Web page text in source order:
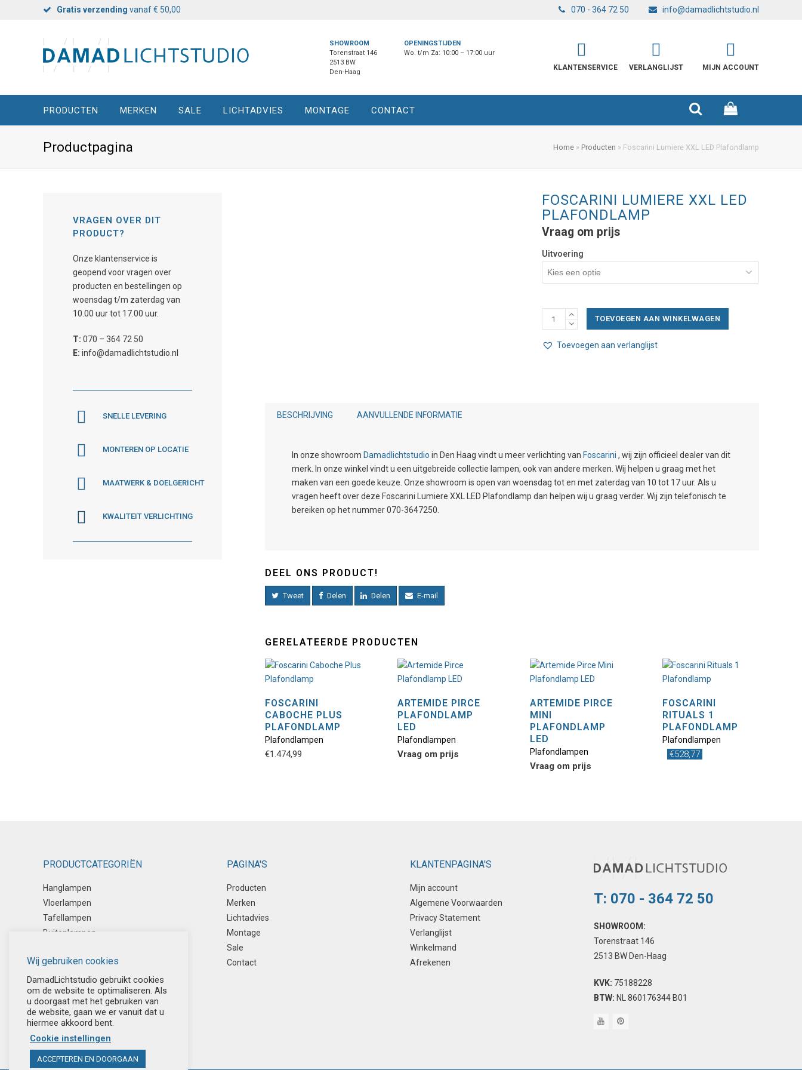
Gratis verzending vanaf € 50,00 070 - 364 72 50 info@damadlichtstudio.nl
SHOWROOM
Torenstraat 146
2513 BW
Den-Haag
OPENINGSTIJDEN
Wo. t/m Za: 10:00 – 17:00 uur
KLANTENSERVICE VERLANGLIJST MIJN ACCOUNT
PRODUCTEN MERKEN SALE LICHTADVIES MONTAGE CONTACT
Productpagina Home » Producten » Foscarini Lumiere XXL LED Plafondlamp
FOSCARINI LUMIERE XXL LED
PLAFONDLAMP
Vraag om prijs
Uitvoering
Foscarini
Lumiere
XXL
TOEVOEGEN AAN WINKELWAGEN
Toevoegen aan verlanglijst
BESCHRIJVING AANVULLENDE INFORMATIE
In onze showroom Damadlichtstudio in Den Haag vindt u meer verlichting van Foscarini , wij zijn officieel dealer van dit
merk. In onze winkel vindt u een uitgebreide collectie lampen, ook van andere merken. Wij helpen u graag met het
maken van een goede keuze. Onze showroom is open van woensdag tot en met zaterdag van 10 tot 17 uur. Als u
vragen heeft over deze Foscarini Lumiere XXL LED Plafondlamp dan helpen wij u graag verder. Wij zijn telefonisch te
bereiken op het nummer 070-3647250.
DEEL ONS PRODUCT!
Tweet Delen Delen E-mail
GERELATEERDE PRODUCTEN
Dit
product
heeft
FOSCARINI
CABOCHE PLUS
PLAFONDLAMP
Plafondlampen
€1.474,99
ARTEMIDE PIRCE
PLAFONDLAMP
LED
Plafondlampen
Vraag om prijs
ARTEMIDE PIRCE
MINI
PLAFONDLAMP
LED
Plafondlampen
Vraag om prijs
FOSCARINI
RITUALS 1
PLAFONDLAMP
Plafondlampen
€528,77
VRAGEN OVER DIT
PRODUCT?
Onze klantenservice is
geopend voor vragen over
producten en bestellingen op
woensdag t/m zaterdag van
10.00 uur tot 17.00 uur.
T: 070 – 364 72 50
E: info@damadlichtstudio.nl
SNELLE LEVERING
MONTEREN OP LOCATIE
MAATWERK & DOELGERICHT
KWALITEIT VERLICHTING
PRODUCTCATEGORIËN
Hanglampen
Vloerlampen
Tafellampen
Buitenlampen
Leeslampen
Spotverlichting
Wandlampen
PAGINA'S
Producten
Merken
Lichtadvies
Montage
Sale
Contact
KLANTENPAGINA'S
Mijn account
Algemene Voorwaarden
Privacy Statement
Verlanglijst
Winkelmand
Afrekenen
T: 070 - 364 72 50
SHOWROOM:
Torenstraat 146
2513 BW Den-Haag
KVK: 75188228
BTW: NL 860176344 B01
youtubepinterest
Wij gebruiken cookies
DamadLichtstudio gebruikt cookies
om de website te optimaliseren. Als
u doorgaat met het gebruiken van
de website, gaan we er vanuit dat u
hiermee akkoord bent.
Cookie instellingen
ACCEPTEREN EN DOORGAAN